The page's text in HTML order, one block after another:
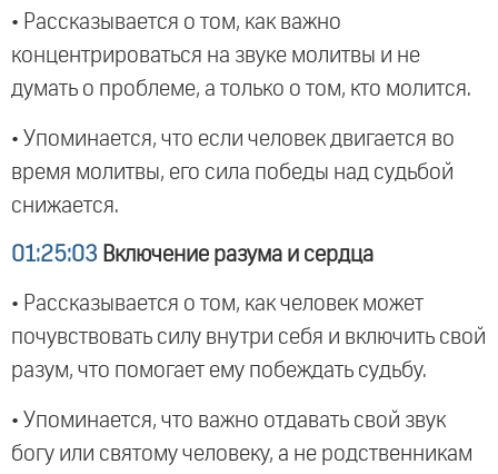
• Рассказывается о том, как важно
концентрироваться на звуке молитвы и не
думать о проблеме, а только о том, кто молится.
• Упоминается, что если человек двигается во
время молитвы, его сила победы над судьбой
снижается.
01:25:03 Включение разума и сердца
• Рассказывается о том, как человек может
почувствовать силу внутри себя и включить свой
разум, что помогает ему побеждать судьбу.
• Упоминается, что важно отдавать свой звук
богу или святому человеку, а не родственникам